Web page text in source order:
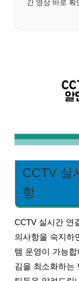
CCTV 실
항
CCTV 실시간 연
의사항을 숙지하
템 운영이 가능
김을 최소화하는